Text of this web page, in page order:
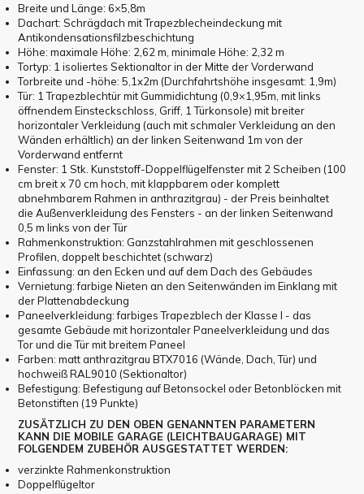
Breite und Länge: 6×5,8m
Dachart: Schrägdach mit Trapezblecheindeckung mit
Antikondensationsfilzbeschichtung
Höhe: maximale Höhe: 2,62 m, minimale Höhe: 2,32 m
Tortyp: 1 isoliertes Sektionaltor in der Mitte der Vorderwand
Torbreite und -höhe: 5,1x2m (Durchfahrtshöhe insgesamt: 1,9m)
Tür: 1 Trapezblechtür mit Gummidichtung (0,9×1,95m, mit links
öffnendem Einsteckschloss, Griff, 1 Türkonsole) mit breiter
horizontaler Verkleidung (auch mit schmaler Verkleidung an den
Wänden erhältlich) an der linken Seitenwand 1m von der
Vorderwand entfernt
Fenster: 1 Stk. Kunststoff-Doppelflügelfenster mit 2 Scheiben (100
cm breit x 70 cm hoch, mit klappbarem oder komplett
abnehmbarem Rahmen in anthrazitgrau) - der Preis beinhaltet
die Außenverkleidung des Fensters - an der linken Seitenwand
0,5 m links von der Tür
Rahmenkonstruktion: Ganzstahlrahmen mit geschlossenen
Profilen, doppelt beschichtet (schwarz)
Einfassung: an den Ecken und auf dem Dach des Gebäudes
Vernietung: farbige Nieten an den Seitenwänden im Einklang mit
der Plattenabdeckung
Paneelverkleidung: farbiges Trapezblech der Klasse I - das
gesamte Gebäude mit horizontaler Paneelverkleidung und das
Tor und die Tür mit breitem Paneel
Farben: matt anthrazitgrau BTX7016 (Wände, Dach, Tür) und
hochweiß RAL9010 (Sektionaltor)
Befestigung: Befestigung auf Betonsockel oder Betonblöcken mit
Betonstiften (19 Punkte)
ZUSÄTZLICH ZU DEN OBEN GENANNTEN PARAMETERN
KANN DIE MOBILE GARAGE (LEICHTBAUGARAGE) MIT
FOLGENDEM ZUBEHÖR AUSGESTATTET WERDEN:
verzinkte Rahmenkonstruktion
Doppelflügeltor